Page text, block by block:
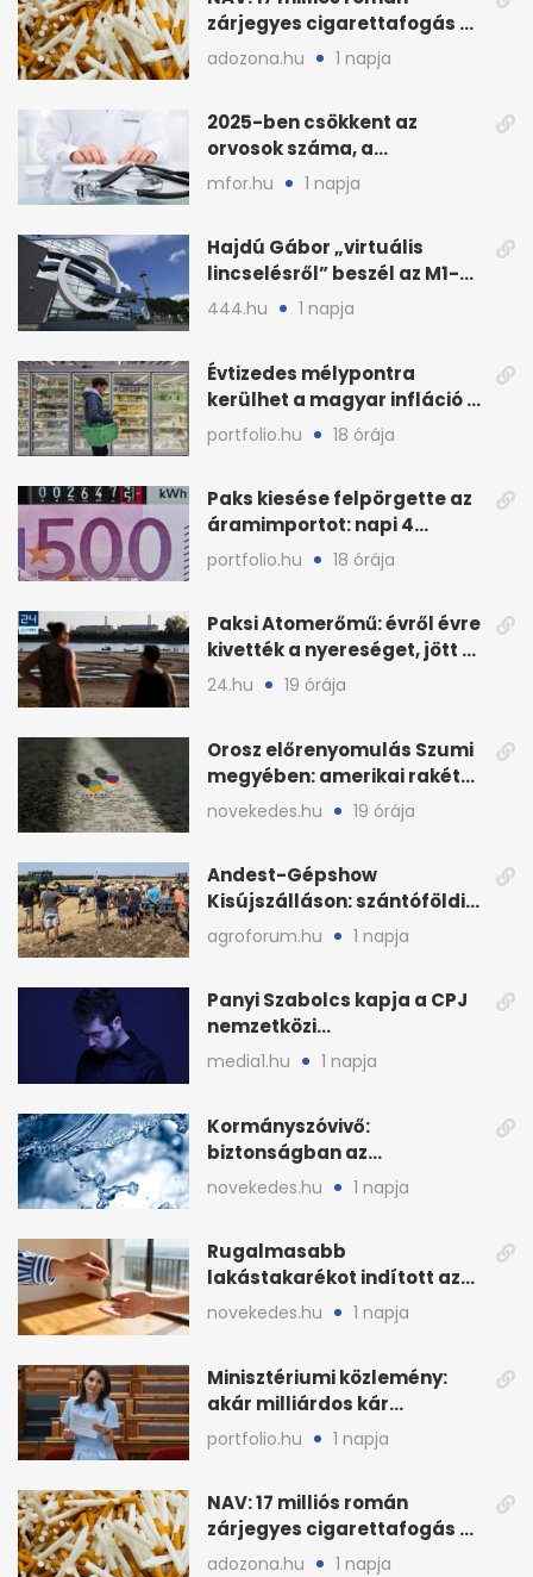
zárjegyes cigarettafogás az
M1-esen
adozona.hu 1 napja
2025-ben csökkent az
orvosok száma, a
háziorvosokra még több
mfor.hu 1 napja
Hajdú Gábor „virtuális
lincselésről” beszél az M1-
ből kirúgása után
444.hu 1 napja
Évtizedes mélypontra
kerülhet a magyar infláció a
KSH új adata szerint
portfolio.hu 18 órája
Paks kiesése felpörgette az
áramimportot: napi 4
milliárd forintos számla
portfolio.hu 18 órája
Paksi Atomerőmű: évről évre
kivették a nyereséget, jött a
baj
24.hu 19 órája
Orosz előrenyomulás Szumi
megyében: amerikai rakéták
is zsákmányként
novekedes.hu 19 órája
Andest-Gépshow
Kisújszálláson: szántóföldi
bemutató 2026. augusztus
12-én
agroforum.hu 1 napja
Panyi Szabolcs kapja a CPJ
nemzetközi
sajtószabadság-díját
media1.hu 1 napja
Kormányszóvivő:
biztonságban az
ivóvízkészlet, nincs
stratégiai vízhiány
novekedes.hu 1 napja
Rugalmasabb
lakástakarékot indított az
OTP: két köztes kilépéssel
novekedes.hu 1 napja
Minisztériumi közlemény:
akár milliárdos kár
fenyegette Budapest fáit
portfolio.hu 1 napja
NAV: 17 milliós román
zárjegyes cigarettafogás az
M1-esen
adozona.hu 1 napja